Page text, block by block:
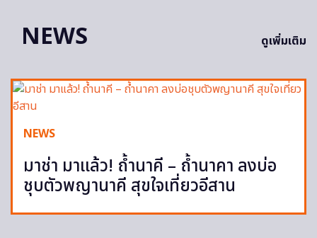
NEWS
ดูเพิ่มเติม
NEWS
มาช่า มาแล้ว! ถ้ำนาคี – ถ้ำนาคา ลงบ่อ
ชุบตัวพญานาคี สุขใจเที่ยวอีสาน